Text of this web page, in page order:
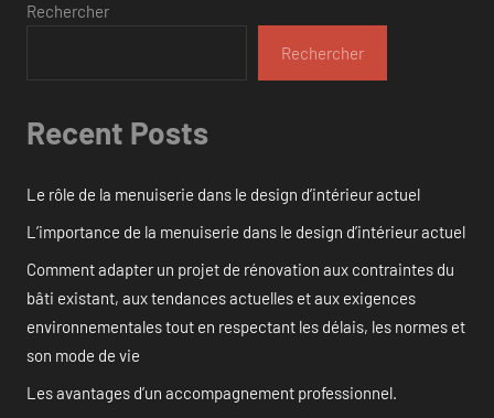
Rechercher
Rechercher
Recent Posts
Le rôle de la menuiserie dans le design d’intérieur actuel
L’importance de la menuiserie dans le design d’intérieur actuel
Comment adapter un projet de rénovation aux contraintes du
bâti existant, aux tendances actuelles et aux exigences
environnementales tout en respectant les délais, les normes et
son mode de vie
Les avantages d’un accompagnement professionnel.